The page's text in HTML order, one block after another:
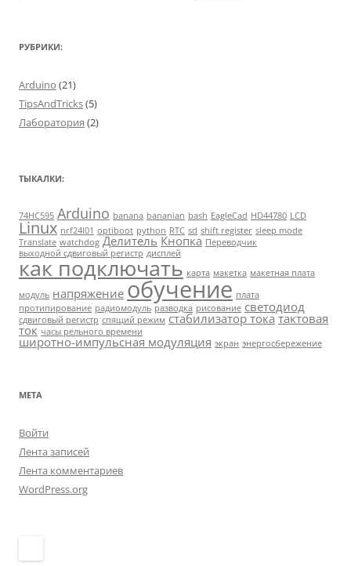
РУБРИКИ:
Arduino (21)
TipsAndTricks(5)
Лаборатория (2)
ТЫКАЛКИ:
74HC595 Arduino banana bananian bash EagleCad HD44780 LCD
Linux nrf24l01 optiboot python RTC sd shift register sleep mode
Translate watchdog Делитель Кнопка Переводчик
выходной сдвиговый регистр дисплей
как подключать карта макетка макетная плата
модуль напряжение обучение плата
протипирование радиомодуль разводка рисование светодиод
сдвиговый регистр спящий режим стабилизатор тока тактовая
ток часы рельного времени
широтно-импульсная модуляция экран энергосбережение
МЕТА
Войти
Лента записей
Лента комментариев
WordPress.org